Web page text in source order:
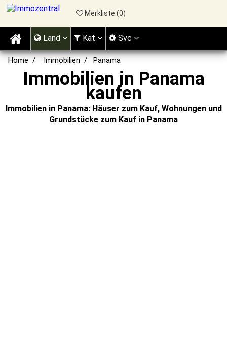
Home Immobilien Panama
Immobilien in Panama
kaufen
Immobilien in Panama: Häuser zum Kauf, Wohnungen und
Grundstücke zum Kauf in Panama
Merkliste (0)
Land Kat Svc